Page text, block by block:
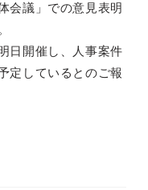
会議」での意見表明
日開催し、人事案件
定しているとのご報